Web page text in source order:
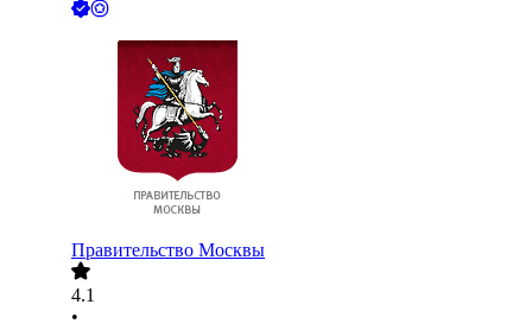
Правительство Москвы
4.1
•